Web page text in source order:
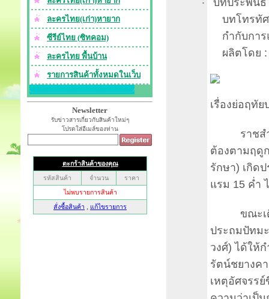
ละครไทย(เก่า)หายาก
ซีรีย์ไทย (ซิทคอม)
ละครไทย พื้นบ้าน
รายการสินค้าทั้งหมดในเว็บ
Newsletter
รับข่าวสารเกี่ยวกับสินค้าใหม่ๆ
โปรดใส่อีเมล์ของท่าน
บทประพันธ์
บทโทรทัศ
กำกับการ
ผลิตโดย :
เรื่องย่อฤทั
ราชสำนัก
ต้องตามฤดู
รักษา) เกิด
แรม 15 ค่ำ
ขณะเดีย
ประถมปัทม
วงศ์) ได้ให้
รัตน์ชยางค
เหตุอัศจรร